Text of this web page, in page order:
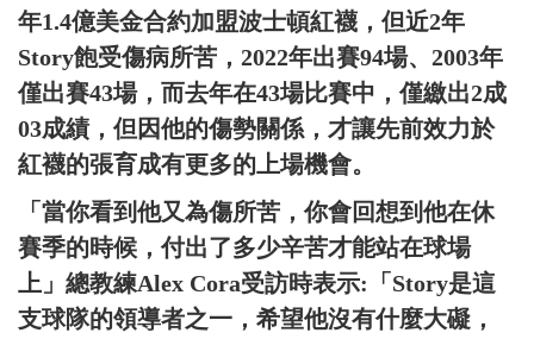
年1.4億美金合約加盟波士頓紅襪，但近2年
Story飽受傷病所苦，2022年出賽94場、2003年
僅出賽43場，而去年在43場比賽中，僅繳出2成
03成績，但因他的傷勢關係，才讓先前效力於
紅襪的張育成有更多的上場機會。
「當你看到他又為傷所苦，你會回想到他在休
賽季的時候，付出了多少辛苦才能站在球場
上」總教練Alex Cora受訪時表示:「Story是這
支球隊的領導者之一，希望他沒有什麼大礙，